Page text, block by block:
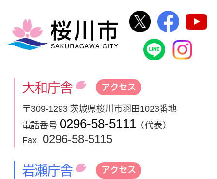
桜川市
桜川市公式
桜川
桜川市公
大和庁舎 アクセス
〒309-1293 茨城県桜川市羽田1023番地
電話番号 0296-58-5111 （代表）
Fax
0296-58-5115
岩瀬庁舎 アクセス